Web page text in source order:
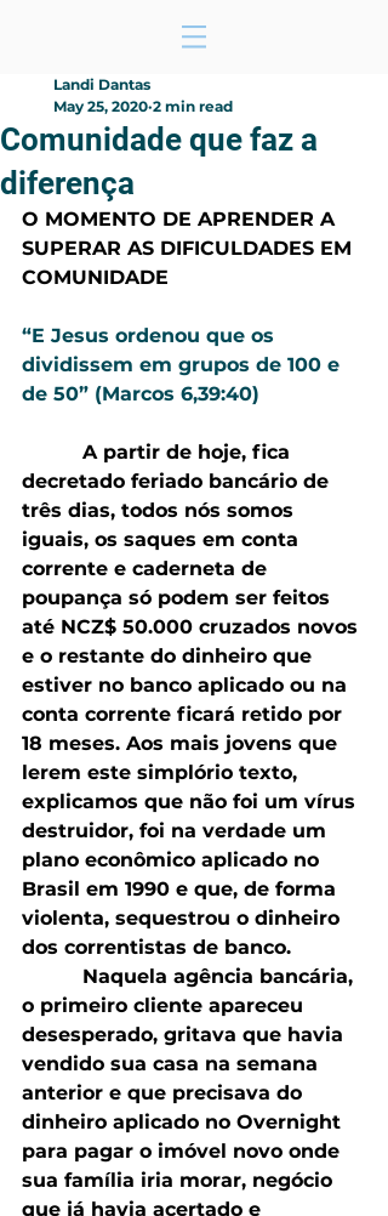
Comunidade que faz a
diferença
Landi Dantas
May 25, 2020 2 min read
O MOMENTO DE APRENDER A
SUPERAR AS DIFICULDADES EM
COMUNIDADE
“E Jesus ordenou que os
dividissem em grupos de 100 e
de 50” (Marcos 6,39:40)
A partir de hoje, fica
decretado feriado bancário de
três dias, todos nós somos
iguais, os saques em conta
corrente e caderneta de
poupança só podem ser feitos
até NCZ$ 50.000 cruzados novos
e o restante do dinheiro que
estiver no banco aplicado ou na
conta corrente ficará retido por
18 meses. Aos mais jovens que
lerem este simplório texto,
explicamos que não foi um vírus
destruidor, foi na verdade um
plano econômico aplicado no
Brasil em 1990 e que, de forma
violenta, sequestrou o dinheiro
dos correntistas de banco.
o primeiro cliente apareceu
desesperado, gritava que havia
vendido sua casa na semana
anterior e que precisava do
dinheiro aplicado no Overnight
para pagar o imóvel novo onde
sua família iria morar, negócio
que já havia acertado e